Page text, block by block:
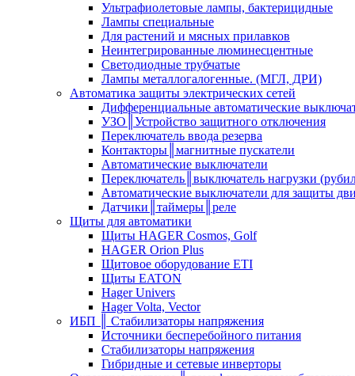
Ультрафиолетовые лампы, бактерицидные
Лампы специальные
Для растений и мясных прилавков
Неинтегрированные люминесцентные
Светодиодные трубчатые
Лампы металлогалогенные. (МГЛ, ДРИ)
Автоматика защиты электрических сетей
Дифференциальные автоматические
УЗО║Устройство защитного отключения
Переключатель ввода резерва
Контакторы║магнитные пускатели
Автоматические выключатели
Переключатель║выключатель нагрузки
Автоматические выключатели для защиты
Датчики║таймеры║реле
Щиты для автоматики
Щиты HAGER Cosmos, Golf
HAGER Orion Plus
Щитовое оборудование ETI
Щиты EATON
Hager Univers
Hager Volta, Vector
ИБП ║ Стабилизаторы напряжения
Источники бесперебойного питания
Стабилизаторы напряжения
Гибридные и сетевые инверторы